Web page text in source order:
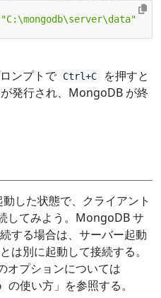
"C:\mongodb\server\data"
ンプトで
Ctrl+C
を押すと
発行され、MongoDB が終
した状態で、クライアント
してみよう。MongoDB サ
する場合は、サーバー起動
は別に起動して接続する。
オプションについては
の使い方」を参照する。